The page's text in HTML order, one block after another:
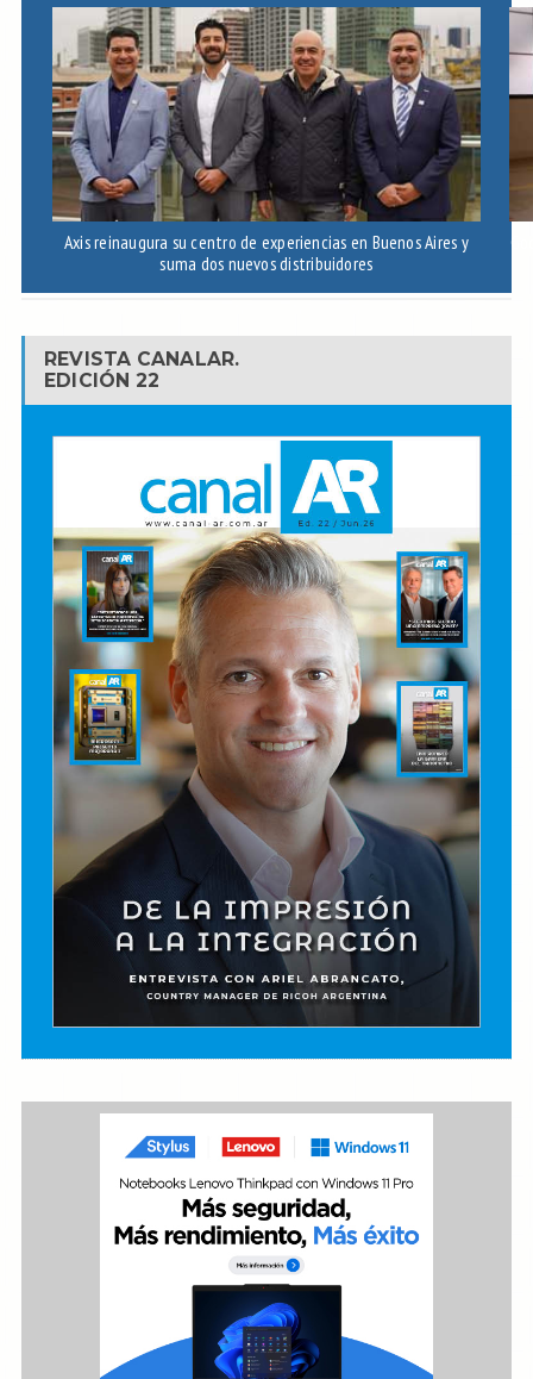
Axis reinaugura su centro de experiencias en Buenos Aires y
suma dos nuevos distribuidores
REVISTA CANALAR.
EDICIÓN 22